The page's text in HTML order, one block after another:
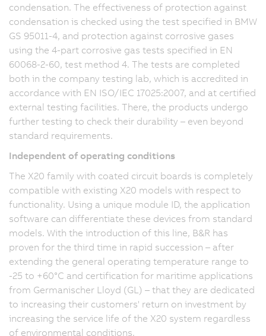
condensation. The effectiveness of protection against
condensation is checked using the test specified in BMW
GS 95011-4, and protection against corrosive gases
using the 4-part corrosive gas tests specified in EN
60068-2-60, test method 4. The tests are completed
both in the company testing lab, which is accredited in
accordance with EN ISO/IEC 17025:2007, and at certified
external testing facilities. There, the products undergo
further testing to check their durability – even beyond
standard requirements.
Independent of operating conditions
The X20 family with coated circuit boards is completely
compatible with existing X20 models with respect to
functionality. Using a unique module ID, the application
software can differentiate these devices from standard
models. With the introduction of this line, B&R has
proven for the third time in rapid succession – after
extending the general operating temperature range to
-25 to +60°C and certification for maritime applications
from Germanischer Lloyd (GL) – that they are dedicated
to increasing their customers' return on investment by
increasing the service life of the X20 system regardless
of environmental conditions.